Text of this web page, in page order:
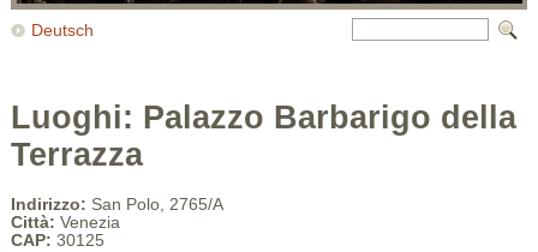
Deutsch
Luoghi: Palazzo Barbarigo della
Terrazza
Indirizzo: San Polo, 2765/A
Città: Venezia
CAP: 30125